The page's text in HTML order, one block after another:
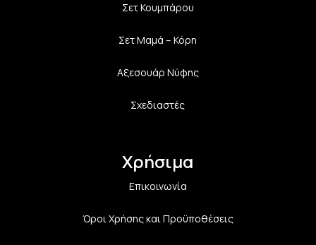
Σετ Κουμπάρου
Σετ Μαμά – Κόρη
Αξεσουάρ Νύφης
Σχεδιαστές
Χρήσιμα
Επικοινωνία
Όροι Χρήσης και Προϋποθέσεις